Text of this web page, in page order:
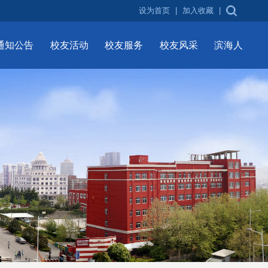
设为首页 加入收藏
知公告 校友活动 校友服务 校友风采 滨海人